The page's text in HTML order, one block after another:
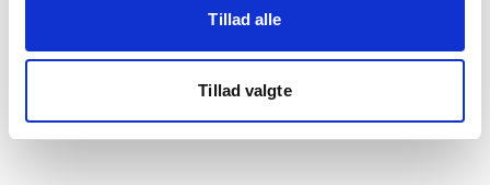
Tillad alle
Tillad valgte